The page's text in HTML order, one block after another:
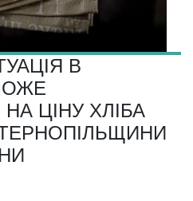
В
ЦІНУ ХЛІБА